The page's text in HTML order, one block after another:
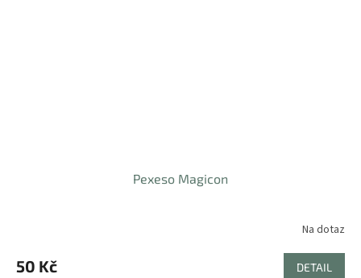
Pexeso Magicon
Na dotaz
50 Kč DETAIL